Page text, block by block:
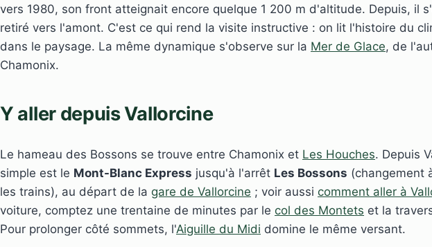
vers 1980, son front atteignait encore quelque 1 200 m d'altitude. Depuis, il
retiré vers l'amont. C'est ce qui rend la visite instructive : on lit l'histoire du
dans le paysage. La même dynamique s'observe sur la Mer de Glace, de
Chamonix.
Y aller depuis Vallorcine
Le hameau des Bossons se trouve entre Chamonix et Les Houches. Depuis
simple est le Mont-Blanc Express jusqu'à l'arrêt Les Bossons (changement
les trains), au départ de la gare de Vallorcine ; voir aussi comment aller à
voiture, comptez une trentaine de minutes par le col des Montets et la
Pour prolonger côté sommets, l'Aiguille du Midi domine le même versant.